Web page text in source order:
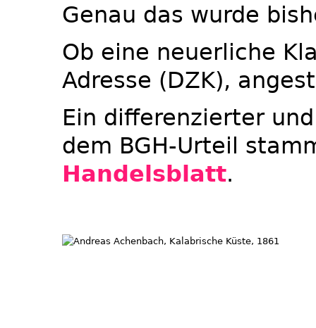
Genau das wurde
Ob eine neuerliche
Adresse (DZK),
Ein differenzierter
dem BGH-Urteil
Handelsblatt.